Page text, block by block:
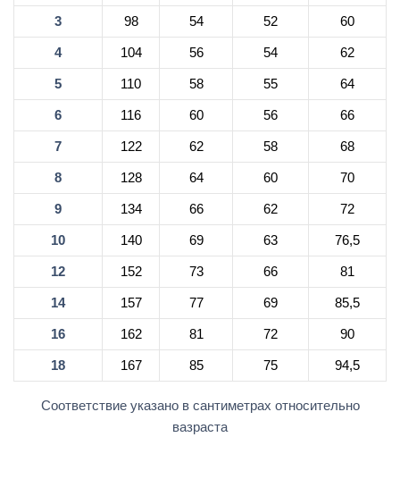
3 98 54 52 60
4 104 56 54 62
5 110 58 55 64
6 116 60 56 66
7 122 62 58 68
8 128 64 60 70
9 134 66 62 72
10 140 69 63 76,5
12 152 73 66 81
14 157 77 69 85,5
16 162 81 72 90
18 167 85 75 94,5
Соответствие указано в сантиметрах относительно
вазраста